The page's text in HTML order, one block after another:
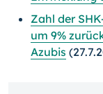
Zahl der
um 9%
Azubis